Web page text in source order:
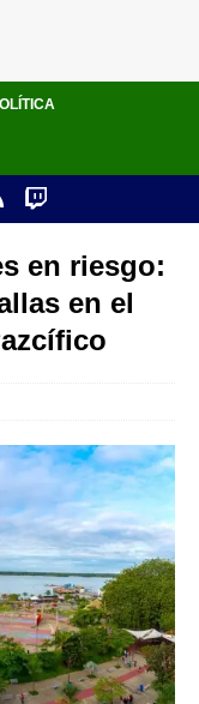
en riesgo:
en el